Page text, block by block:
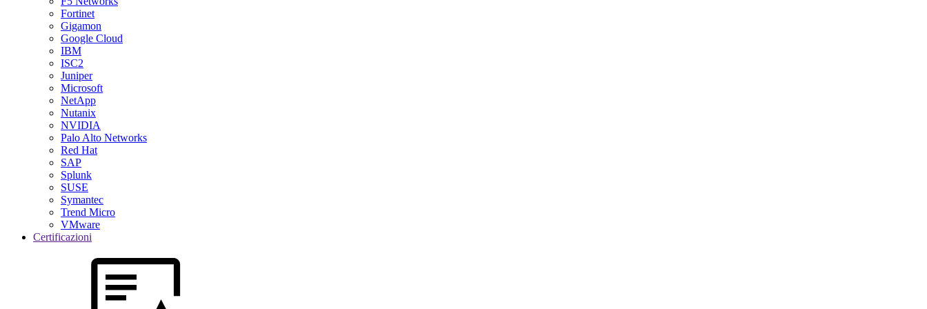
Fortinet
Gigamon
Google Cloud
IBM
ISC2
Juniper
Microsoft
NetApp
Nutanix
NVIDIA
Palo Alto Networks
Red Hat
SAP
Splunk
SUSE
Symantec
Trend Micro
VMware
Certificazioni